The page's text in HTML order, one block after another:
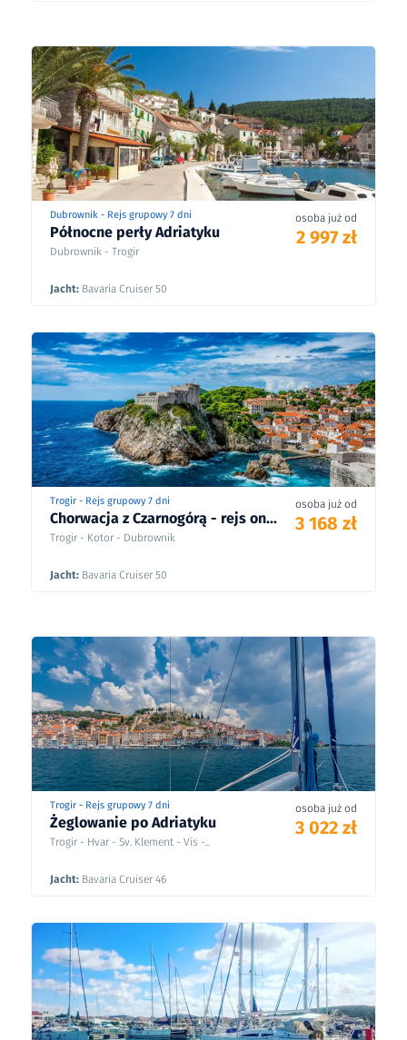
Dubrownik - Rejs grupowy 7 dni
Północne perły Adriatyku
Dubrownik - Trogir
Jacht: Bavaria Cruiser 50
osoba już od
2 997 zł
Trogir - Rejs grupowy 7 dni
Chorwacja z Czarnogórą - rejs on...
Trogir - Kotor - Dubrownik
Jacht: Bavaria Cruiser 50
osoba już od
3 168 zł
Trogir - Rejs grupowy 7 dni
Żeglowanie po Adriatyku
Trogir - Hvar - Sv. Klement - Vis -...
Jacht: Bavaria Cruiser 46
osoba już od
3 022 zł